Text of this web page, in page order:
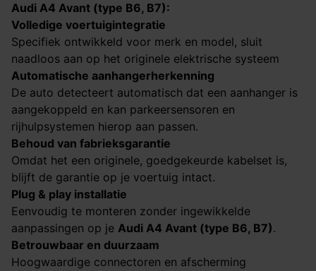
Audi A4 Avant (type B6, B7):
Volledige voertuigintegratie
Specifiek ontwikkeld voor merk en model, sluit
naadloos aan op het originele elektrische systeem
Automatische aanhangerherkenning
De auto detecteert automatisch dat een aanhanger is
aangekoppeld en kan parkeersensoren en
rijhulpsystemen hierop aan passen.
Behoud van fabrieksgarantie
Omdat het een originele, goedgekeurde kabelset is,
blijft de garantie op je voertuig intact.
Plug & play installatie
Eenvoudig te monteren zonder ingewikkelde
aanpassingen op je Audi A4 Avant (type B6, B7).
Betrouwbaar en duurzaam
Hoogwaardige connectoren en afscherming